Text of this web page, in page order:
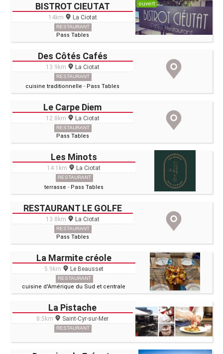
BISTROT CIEUTAT
14km La Ciotat
RESTAURANT
Pass Tables
ouvert
Des Côtés Cafés
13.9km La Ciotat
RESTAURANT
cuisine traditionnelle - Pass Tables
Le Carpe Diem
12.8km La Ciotat
RESTAURANT
Pass Tables
Les Minots
14.1km La Ciotat
RESTAURANT
terrasse - Pass Tables
RESTAURANT LE GOLFE
13.8km La Ciotat
RESTAURANT
Pass Tables
La Marmite créole
5.9km Le Beausset
RESTAURANT
cuisine d'Amérique du Sud et centrale
La Pistache
8.5km Saint-Cyr-sur-Mer
RESTAURANT